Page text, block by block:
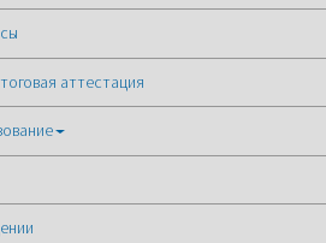
аттестация